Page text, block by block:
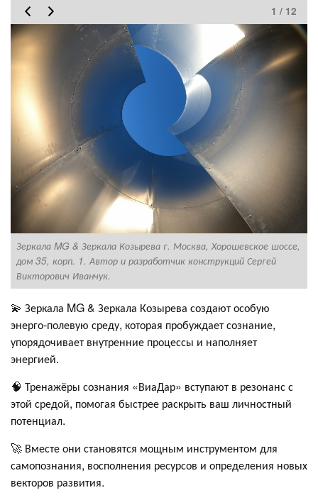
1 / 12
Зеркала MG & Зеркала Козырева г. Москва, Хорошевское шоссе,
дом 35, корп. 1. Автор и разработчик конструкций Сергей
Викторович Иванчук.
💫 Зеркала MG & Зеркала Козырева создают особую
энерго-полевую среду, которая пробуждает сознание,
упорядочивает внутренние процессы и наполняет
энергией.
🧠 Тренажёры сознания «ВиаДар» вступают в резонанс с
этой средой, помогая быстрее раскрыть ваш личностный
потенциал.
🚀 Вместе они становятся мощным инструментом для
самопознания, восполнения ресурсов и определения новых
векторов развития.